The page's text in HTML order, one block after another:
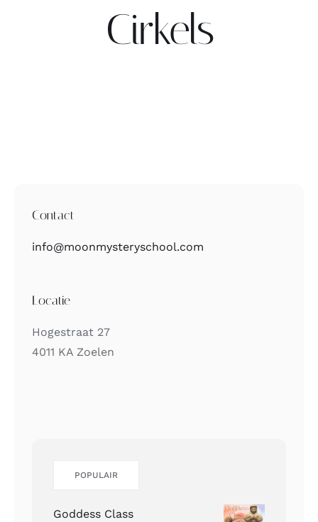
Contact
Cirkels
Contact
info@moonmysteryschool.com
Locatie
Hogestraat 27
4011 KA Zoelen
POPULAIR
Goddess Class